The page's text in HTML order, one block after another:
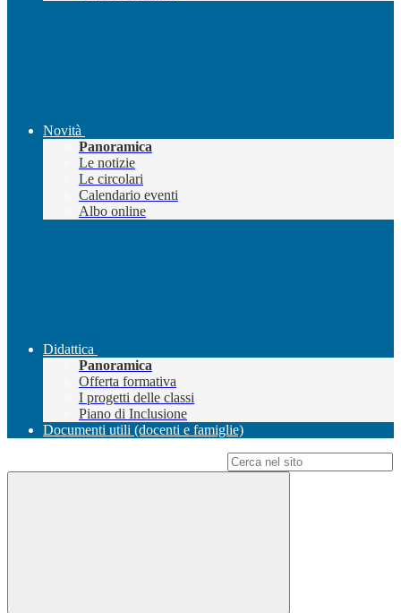
Novità
Panoramica
Le notizie
Le circolari
Calendario eventi
Albo online
Didattica
Panoramica
Offerta formativa
I progetti delle classi
Piano di Inclusione
Documenti utili (docenti e famiglie)